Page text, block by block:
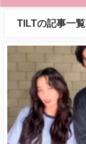
TILTの記事一覧